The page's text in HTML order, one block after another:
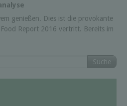
genießen. Dies ist die provokante
Report 2016 vertritt. Bereits im
Suche